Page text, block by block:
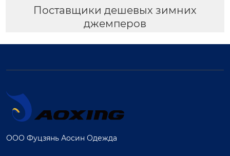
Поставщики дешевых зимних
джемперов
ООО Фуцзянь Аосин Одежда